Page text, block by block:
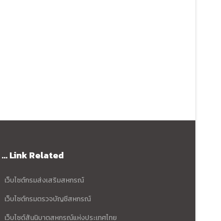
... Link Related
เว็บไซต์กรมส่งเสริมสหกรณ์
เว็บไซต์กรมตรวจบัญชีสหกรณ์
เว็บไซต์สันนิบาตสหกรณ์แห่งประเทศไทย